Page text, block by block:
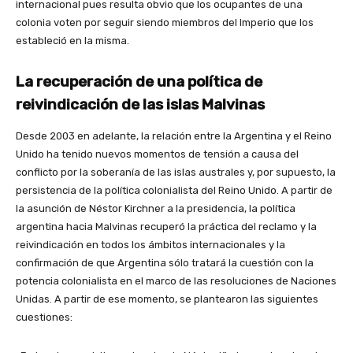
internacional pues resulta obvio que los ocupantes de una
colonia voten por seguir siendo miembros del Imperio que los
estableció en la misma.
La recuperación de una política de
reivindicación de las islas Malvinas
Desde 2003 en adelante, la relación entre la Argentina y el Reino
Unido ha tenido nuevos momentos de tensión a causa del
conflicto por la soberanía de las islas australes y, por supuesto, la
persistencia de la política colonialista del Reino Unido. A partir de
la asunción de Néstor Kirchner a la presidencia, la política
argentina hacia Malvinas recuperó la práctica del reclamo y la
reivindicación en todos los ámbitos internacionales y la
confirmación de que Argentina sólo tratará la cuestión con la
potencia colonialista en el marco de las resoluciones de Naciones
Unidas. A partir de ese momento, se plantearon las siguientes
cuestiones: